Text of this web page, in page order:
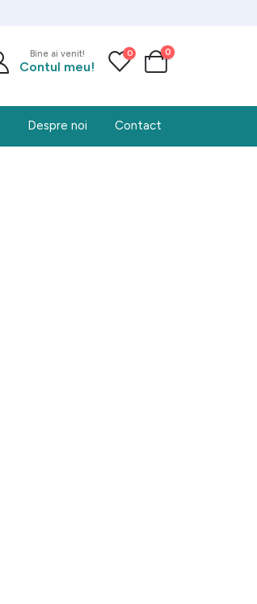
Bine ai venit!
Contul meu!
0 0
Despre noi Contact